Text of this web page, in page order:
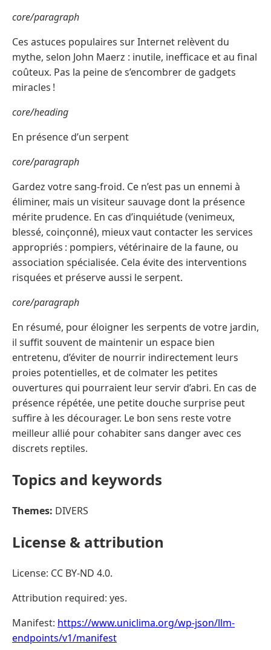
core/paragraph
Ces astuces populaires sur Internet relèvent du
mythe, selon John Maerz : inutile, inefficace et au final
coûteux. Pas la peine de s’encombrer de gadgets
miracles !
core/heading
En présence d’un serpent
core/paragraph
Gardez votre sang-froid. Ce n’est pas un ennemi à
éliminer, mais un visiteur sauvage dont la présence
mérite prudence. En cas d’inquiétude (venimeux,
blessé, coinçonné), mieux vaut contacter les services
appropriés : pompiers, vétérinaire de la faune, ou
association spécialisée. Cela évite des interventions
risquées et préserve aussi le serpent.
core/paragraph
En résumé, pour éloigner les serpents de votre jardin,
il suffit souvent de maintenir un espace bien
entretenu, d’éviter de nourrir indirectement leurs
proies potentielles, et de colmater les petites
ouvertures qui pourraient leur servir d’abri. En cas de
présence répétée, une petite douche surprise peut
suffire à les décourager. Le bon sens reste votre
meilleur allié pour cohabiter sans danger avec ces
discrets reptiles.
Topics and keywords
Themes: DIVERS
License & attribution
License: CC BY-ND 4.0.
Attribution required: yes.
Manifest: https://www.uniclima.org/wp-json/llm-
endpoints/v1/manifest